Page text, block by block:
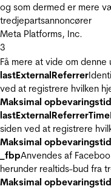
og som dermed er mere
tredjepartsannoncører
Meta Platforms, Inc.
3
Få mere at vide om denne
lastExternalReferrer
ved at registrere hvilken
Maksimal opbevaringstid
lastExternalReferrerTime
siden ved at registrere
Maksimal opbevaringstid
_fbpAnvendes af
herunder realtids-bud fra
Maksimal opbevaringstid